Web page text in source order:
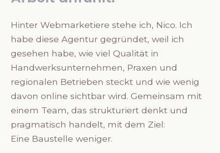
Hinter Webmarketiere stehe ich, Nico. Ich
habe diese Agentur gegründet, weil ich
gesehen habe, wie viel Qualität in
Handwerksunternehmen, Praxen und
regionalen Betrieben steckt und wie wenig
davon online sichtbar wird. Gemeinsam mit
einem Team, das strukturiert denkt und
pragmatisch handelt, mit dem Ziel:
Eine Baustelle weniger.